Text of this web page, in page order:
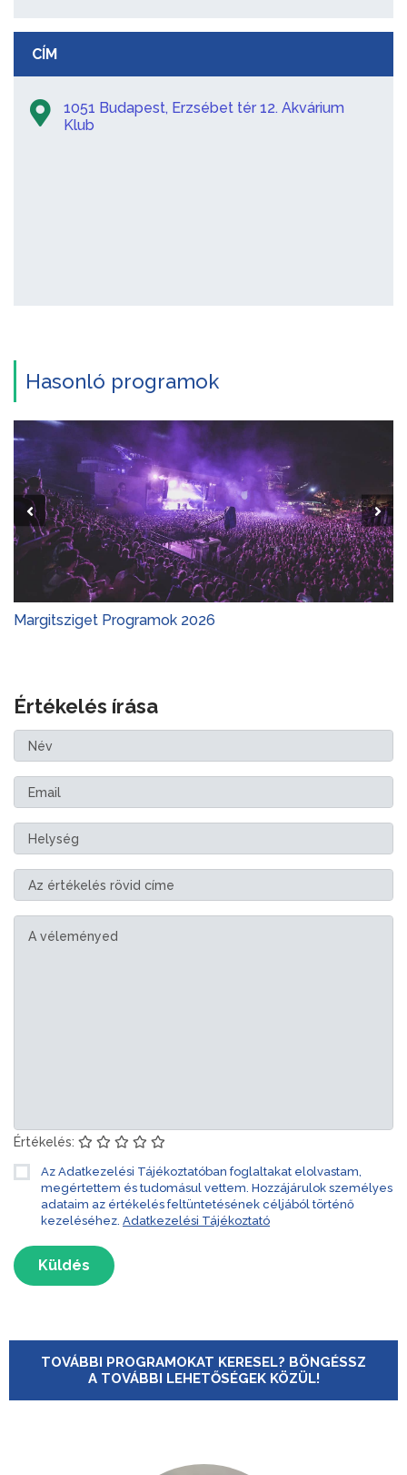
CÍM
1051 Budapest, Erzsébet tér 12. Akvárium
Klub
Hasonló programok
Margitsziget Programok 2026
Értékelés írása
Értékelés:
Az Adatkezelési Tájékoztatóban foglaltakat elolvastam,
megértettem és tudomásul vettem. Hozzájárulok személyes
adataim az értékelés feltüntetésének céljából történő
kezeléséhez. Adatkezelési Tájékoztató
Küldés
TOVÁBBI PROGRAMOKAT KERESEL? BÖNGÉSSZ
A TOVÁBBI LEHETŐSÉGEK KÖZÜL!